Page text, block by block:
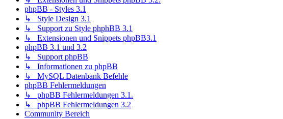
phpBB - Styles 3.1
↳ Style Design 3.1
↳ Support zu Style phphBB 3.1
↳ Extensionen und Snippets phpBB3.1
phpBB 3.1 und 3.2
↳ Support phpBB
↳ Informationen zu phpBB
↳ MySQL Datenbank Befehle
phpBB Fehlermeldungen
↳ phpBB Fehlermeldungen 3.1.
↳ phpBB Fehlermeldungen 3.2
Community Bereich